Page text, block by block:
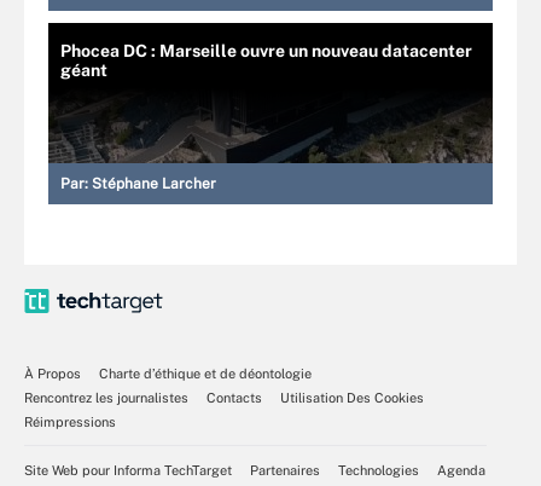
Phocea DC : Marseille ouvre un nouveau datacenter
géant
Par: Stéphane Larcher
À Propos
Charte d’éthique et de déontologie
Rencontrez les journalistes
Contacts
Utilisation Des Cookies
Réimpressions
Site Web pour Informa TechTarget Partenaires Technologies
Agenda